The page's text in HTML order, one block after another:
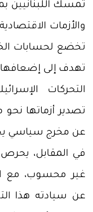
تمسك اللبنانيين
والأزمات
تخضع لحسابات
تهدف إلى
التحركات
تصدير أزماتها
عن مخرج سياسي
في المقابل،
غير محسوب، مع
عن سيادته هذا